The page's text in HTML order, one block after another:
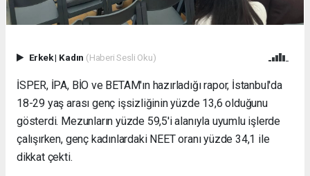
Erkek| Kadın (Haberi Sesli Oku)
İSPER, İPA, BİO ve BETAM'ın hazırladığı rapor, İstanbul'da
18-29 yaş arası genç işsizliğinin yüzde 13,6 olduğunu
gösterdi. Mezunların yüzde 59,5'i alanıyla uyumlu işlerde
çalışırken, genç kadınlardaki NEET oranı yüzde 34,1 ile
dikkat çekti.